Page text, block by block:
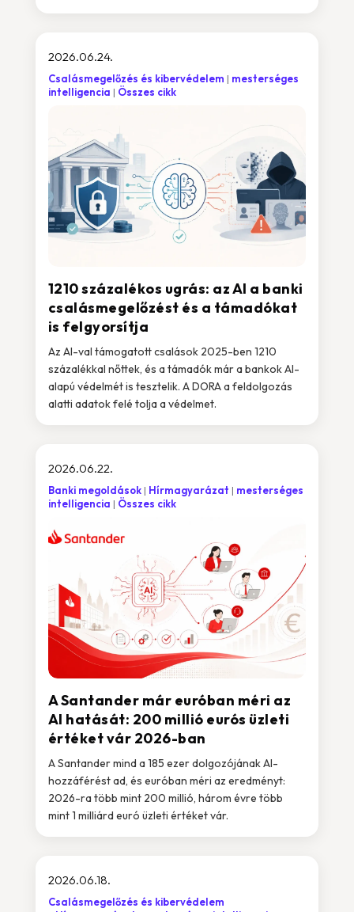
1210 százalékos ugrás: az AI a banki
csalásmegelőzést és a támadókat
is felgyorsítja
2026.06.24.
Csalásmegelőzés és kibervédelem
mesterséges
intelligencia
Összes cikk
Az AI-val támogatott csalások 2025-ben 1210
százalékkal nőttek, és a támadók már a bankok AI-
alapú védelmét is tesztelik. A DORA a feldolgozás
alatti adatok felé tolja a védelmet.
A Santander már euróban méri az
AI hatását: 200 millió eurós üzleti
értéket vár 2026-ban
2026.06.22.
Banki megoldások Hírmagyarázat
mesterséges
intelligencia
Összes cikk
A Santander mind a 185 ezer dolgozójának AI-
hozzáférést ad, és euróban méri az eredményt:
2026-ra több mint 200 millió, három évre több
mint 1 milliárd euró üzleti értéket vár.
2026.06.18.
Csalásmegelőzés és kibervédelem